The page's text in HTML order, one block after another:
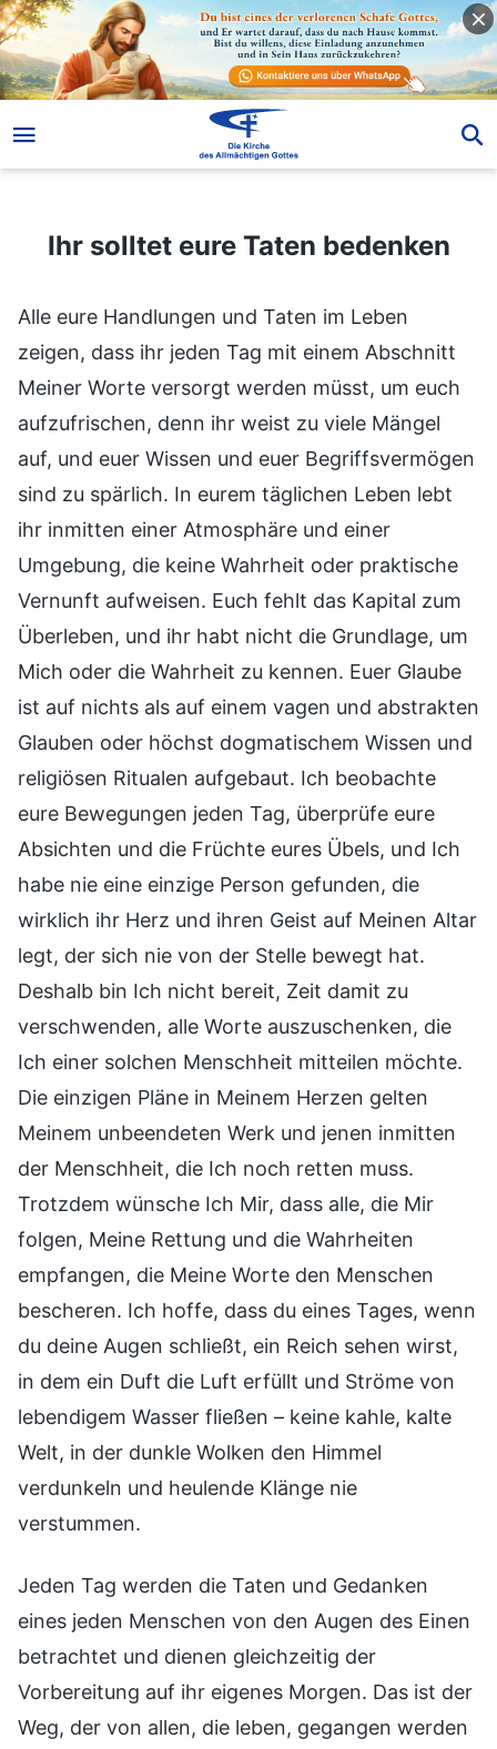
Ihr solltet eure Taten bedenken
Ihr solltet eure Taten bedenken
Alle eure Handlungen und Taten im Leben
zeigen, dass ihr jeden Tag mit einem Abschnitt
Meiner Worte versorgt werden müsst, um euch
aufzufrischen, denn ihr weist zu viele Mängel
auf, und euer Wissen und euer Begriffsvermögen
sind zu spärlich. In eurem täglichen Leben lebt
ihr inmitten einer Atmosphäre und einer
Umgebung, die keine Wahrheit oder praktische
Vernunft aufweisen. Euch fehlt das Kapital zum
Überleben, und ihr habt nicht die Grundlage, um
Mich oder die Wahrheit zu kennen. Euer Glaube
ist auf nichts als auf einem vagen und abstrakten
Glauben oder höchst dogmatischem Wissen und
religiösen Ritualen aufgebaut. Ich beobachte
eure Bewegungen jeden Tag, überprüfe eure
Absichten und die Früchte eures Übels, und Ich
habe nie eine einzige Person gefunden, die
wirklich ihr Herz und ihren Geist auf Meinen Altar
legt, der sich nie von der Stelle bewegt hat.
Deshalb bin Ich nicht bereit, Zeit damit zu
verschwenden, alle Worte auszuschenken, die
Ich einer solchen Menschheit mitteilen möchte.
Die einzigen Pläne in Meinem Herzen gelten
Meinem unbeendeten Werk und jenen inmitten
der Menschheit, die Ich noch retten muss.
Trotzdem wünsche Ich Mir, dass alle, die Mir
folgen, Meine Rettung und die Wahrheiten
empfangen, die Meine Worte den Menschen
bescheren. Ich hoffe, dass du eines Tages, wenn
du deine Augen schließt, ein Reich sehen wirst,
in dem ein Duft die Luft erfüllt und Ströme von
lebendigem Wasser fließen – keine kahle, kalte
Welt, in der dunkle Wolken den Himmel
verdunkeln und heulende Klänge nie
verstummen.
Jeden Tag werden die Taten und Gedanken
eines jeden Menschen von den Augen des Einen
betrachtet und dienen gleichzeitig der
Vorbereitung auf ihr eigenes Morgen. Das ist der
Weg, der von allen, die leben, gegangen werden